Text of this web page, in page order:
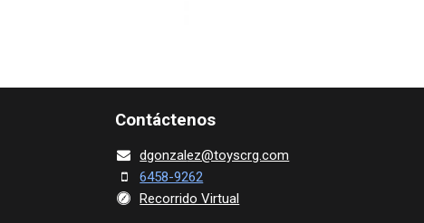
Contácte​nos
dgonza​lez@toy​scrg.c​o​m
6458-9262
Recorrido Virtual